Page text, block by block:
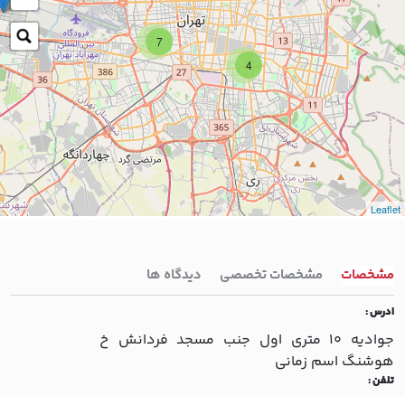
7
4
Leaflet
مشخصات مشخصات تخصصی دیدگاه ها
ادرس :
جواديه 10 متري اول جنب مسجد فردانش خ
هوشنگ اسم زماني
تلفن :